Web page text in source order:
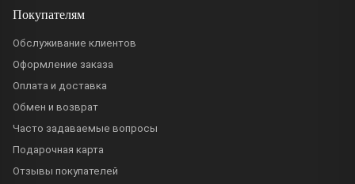
Покупателям
Обслуживание клиентов
Оформление заказа
Оплата и доставка
Обмен и возврат
Часто задаваемые вопросы
Подарочная карта
Отзывы покупателей